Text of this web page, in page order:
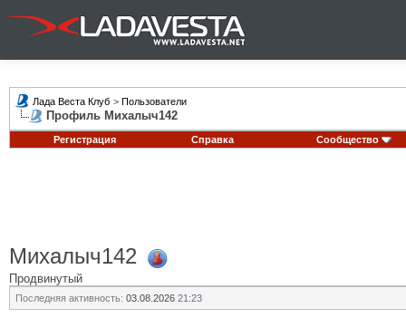
Лада Веста Клуб > Пользователи
Профиль Михалыч142
Регистрация Справка Сообщество
Михалыч142
Продвинутый
Последняя активность: 03.08.2026 21:23